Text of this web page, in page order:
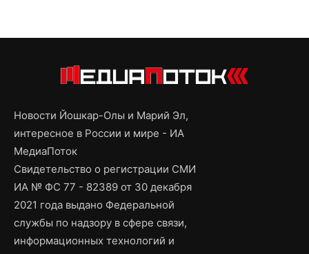
Новости Йошкар-Олы и Марий Эл,
интересное в России и мире - ИА
МедиаПоток
Свидетельство о регистрации СМИ
ИА № ФС 77 - 82389 от 30 декабря
2021 года выдано Федеральной
службы по надзору в сфере связи,
информационных технологий и